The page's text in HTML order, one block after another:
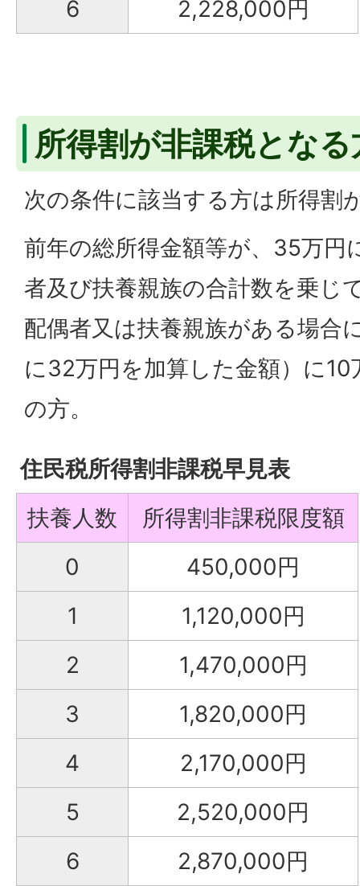
6 2,228,000円
所得割が非課税となる
次の条件に該当する方は所得割
前年の総所得金額等が、35万円
者及び扶養親族の合計数を乗じ
配偶者又は扶養親族がある場合
に32万円を加算した金額）に
の方。
住民税所得割非課税早見表
扶養人数
所得割非課税限度額
0
450,000円
1
1,120,000円
2
1,470,000円
3
1,820,000円
4
2,170,000円
5
2,520,000円
6
2,870,000円